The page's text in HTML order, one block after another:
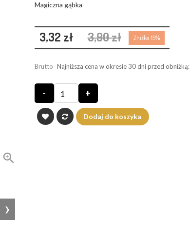

❯
Magiczna gąbka
3,32 zł 3,90 zł Zniżka 15%
Brutto Najniższa cena w okresie 30 dni przed obniżką:
- +
Dodaj do koszyka